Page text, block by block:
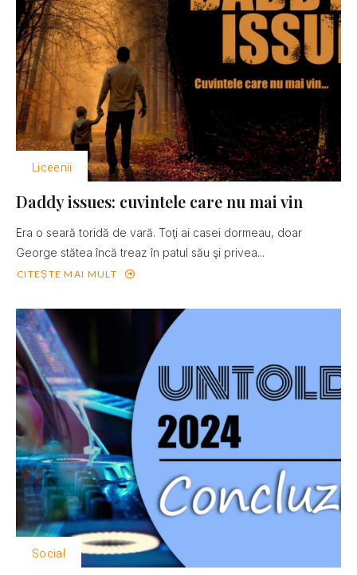
Liceenii
Daddy issues: cuvintele care nu mai vin
Era o seară toridă de vară. Toţi ai casei dormeau, doar
George stătea încă treaz în patul său şi privea...
CITEȘTE MAI MULT
Social